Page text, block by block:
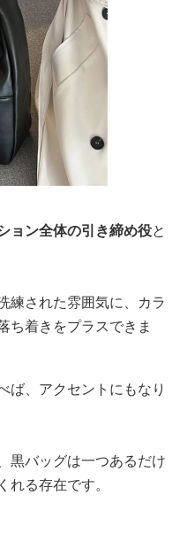
ョン全体の引き締め役と
練された雰囲気に、カラ
ち着きをプラスできま
ば、アクセントにもなり
黒バッグは一つあるだけ
る存在です。